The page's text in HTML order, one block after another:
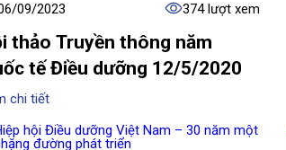
09/2023 374 lượt xem
thảo Truyền thông năm
tế Điều dưỡng 12/5/2020
chi tiết